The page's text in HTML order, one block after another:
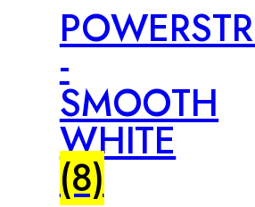
-
SMOOTH
WHITE
(8)